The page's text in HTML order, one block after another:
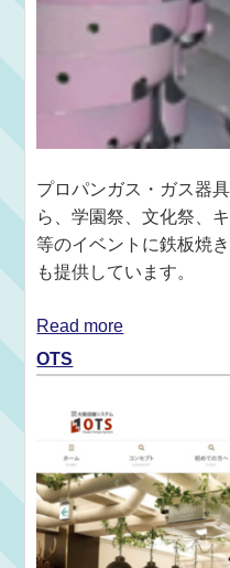
プロパンガス・ガス器
ら、学園祭、文化祭、
等のイベントに鉄板焼
も提供しています。
Read more
OTS